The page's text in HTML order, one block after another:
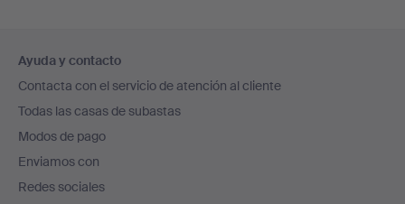
en
el
pie
de
página
Ayuda y contacto
Contacta con el servicio de atención al cliente
Todas las casas de subastas
Modos de pago
Enviamos con
Redes sociales